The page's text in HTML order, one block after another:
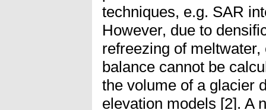
techniques, e.g. SAR
However, due to
refreezing of
balance cannot be
the volume of a glacier
elevation models [2]. A